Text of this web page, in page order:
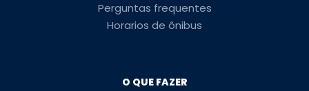
Perguntas frequentes
Horarios de ônibus
O QUE FAZER